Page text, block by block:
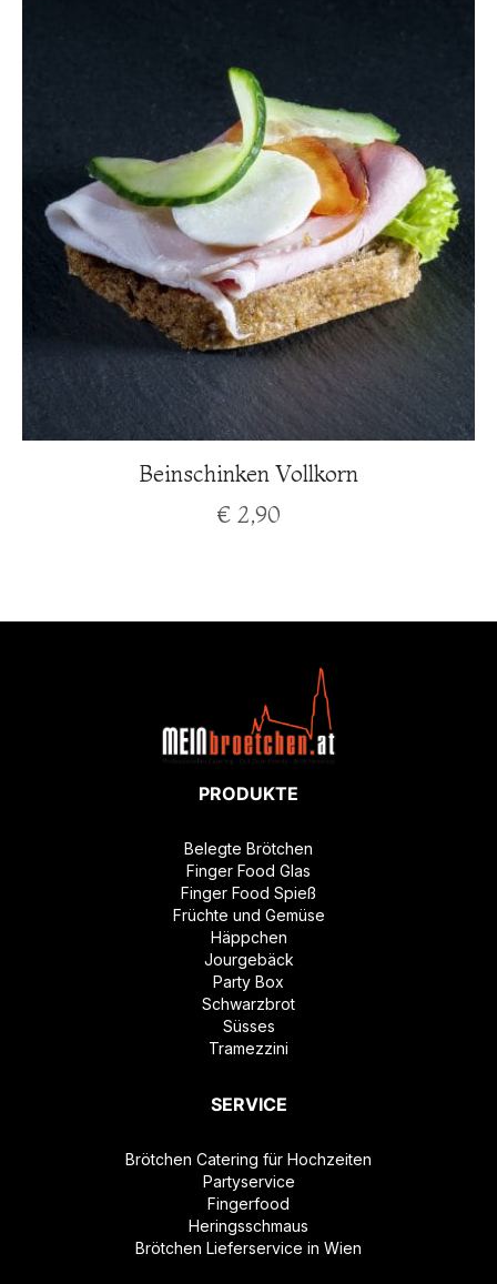
Beinschinken Vollkorn
€ 2,90
PRODUKTE
Belegte Brötchen
Finger Food Glas
Finger Food Spieß
Früchte und Gemüse
Häppchen
Jourgebäck
Party Box
Schwarzbrot
Süsses
Tramezzini
SERVICE
Brötchen Catering für Hochzeiten
Partyservice
Fingerfood
Heringsschmaus
Brötchen Lieferservice in Wien